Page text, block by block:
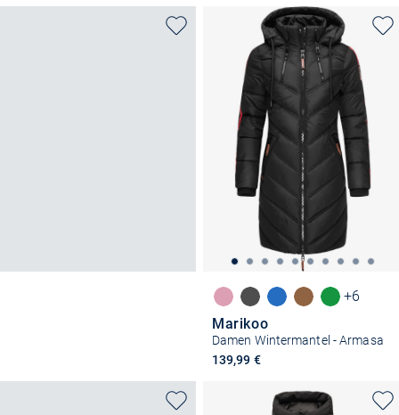
+6
Marikoo
Damen Wintermantel - Armasa
139,99 €